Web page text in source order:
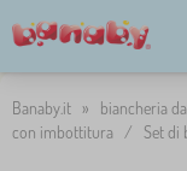
Banaby.it » biancheria
con imbottitura
/ Set di